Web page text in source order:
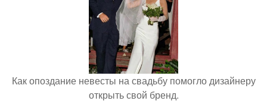
Как опоздание невесты на свадьбу помогло дизайнеру
открыть свой бренд.